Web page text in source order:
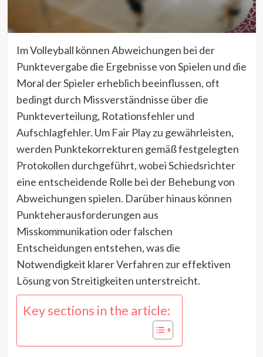
Im Volleyball können Abweichungen bei der
Punktevergabe die Ergebnisse von Spielen und die
Moral der Spieler erheblich beeinflussen, oft
bedingt durch Missverständnisse über die
Punkteverteilung, Rotationsfehler und
Aufschlagfehler. Um Fair Play zu gewährleisten,
werden Punktekorrekturen gemäß festgelegten
Protokollen durchgeführt, wobei Schiedsrichter
eine entscheidende Rolle bei der Behebung von
Abweichungen spielen. Darüber hinaus können
Punkteherausforderungen aus
Misskommunikation oder falschen
Entscheidungen entstehen, was die
Notwendigkeit klarer Verfahren zur effektiven
Lösung von Streitigkeiten unterstreicht.
Key sections in the article: